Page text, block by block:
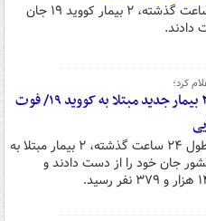
در طول ۲۴ ساعت گذشته، ۲ بیمار کووید ۱۹ جان
دادند.
کرد؛
شناسایی ۲۳۲ بیمار جدید مبتلا به کووید ۱۹/ فوت
متاسفانه در طول ۲۴ ساعت گذشته، ۲ بیمار مبتلا به
در کشور جان خود را از دست دادند و